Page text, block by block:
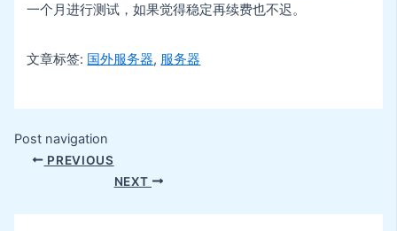
一个月进行测试，如果觉得稳定再续费也不迟。
文章标签: 国外服务器, 服务器
Post navigation
PREVIOUS
NEXT